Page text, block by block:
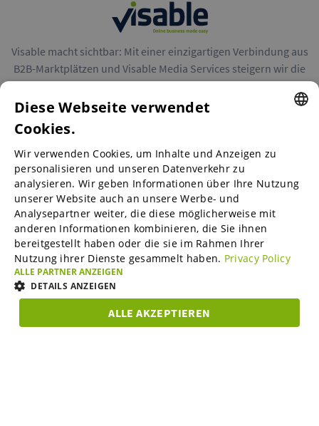
Visable macht sichtbar: Mit einer einzigartigen Verbindung aus
B2B-Marktplätzen und Visable Media Services steigern wir die
Reichweite von Unternehmen in Europa.
B2B-Marktplätze
Visable Media Services
Mittelstands-Monitor
Karriere
ENGLISH
GERMAN
SPANISH
FRENCH
ITALIAN
ESTONIAN
Diese Webseite verwendet
Cookies.
Wir verwenden Cookies, um Inhalte und Anzeigen zu
personalisieren und unseren Datenverkehr zu
analysieren. Wir geben Informationen über Ihre Nutzung
unserer Website auch an unsere Werbe- und
Analysepartner weiter, die diese möglicherweise mit
anderen Informationen kombinieren, die Sie ihnen
bereitgestellt haben oder die sie im Rahmen Ihrer
Nutzung ihrer Dienste gesammelt haben. Privacy Policy
ALLE PARTNER ANZEIGEN
DETAILS ANZEIGEN
ALLE AKZEPTIEREN
UNBEDINGT